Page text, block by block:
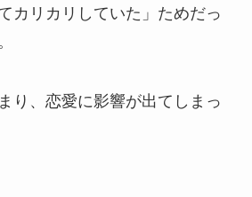
カリカリしていた」ためだっ
り、恋愛に影響が出てしまっ